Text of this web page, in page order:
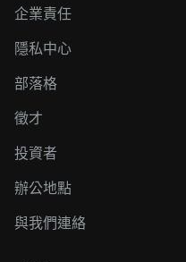
企業責任
隱私中心
部落格
徵才
投資者
辦公地點
與我們連絡